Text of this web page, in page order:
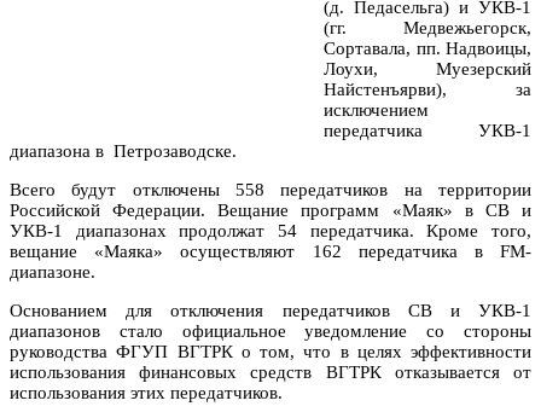
(д. Педасельга) и УКВ-1
(гг. Медвежьегорск,
Сортавала, пп. Надвоицы,
Лоухи, Муезерский
Найстенъярви), за
исключением
передатчика УКВ-1
диапазона в Петрозаводске.
Всего будут отключены 558 передатчиков на территории
Российской Федерации. Вещание программ «Маяк» в СВ и
УКВ-1 диапазонах продолжат 54 передатчика. Кроме того,
вещание «Маяка» осуществляют 162 передатчика в FM-
диапазоне.
Основанием для отключения передатчиков СВ и УКВ-1
диапазонов стало официальное уведомление со стороны
руководства ФГУП ВГТРК о том, что в целях эффективности
использования финансовых средств ВГТРК отказывается от
использования этих передатчиков.